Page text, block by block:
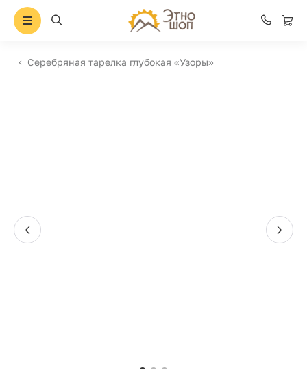
Серебряная тарелка глубокая «Узоры»